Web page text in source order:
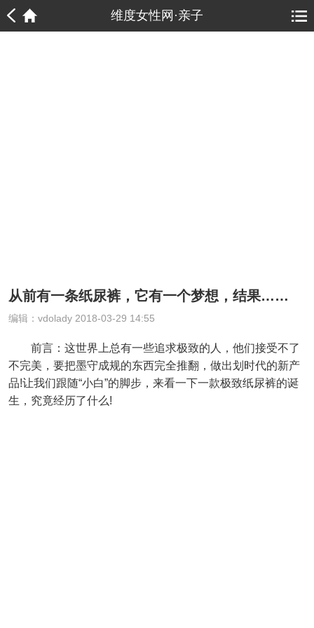
维度女性网·亲子
从前有一条纸尿裤，它有一个梦想，结果……
编辑：vdolady 2018-03-29 14:55
前言：这世界上总有一些追求极致的人，他们接受不了
不完美，要把墨守成规的东西完全推翻，做出划时代的新产
品!让我们跟随“小白”的脚步，来看一下一款极致纸尿裤的诞
生，究竟经历了什么!
1 1